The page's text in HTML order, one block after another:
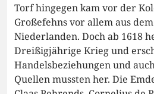
Torf hingegen kam vor der
Großefehns vor allem aus
Niederlanden. Doch ab 1618
Dreißigjährige Krieg und
Handelsbeziehungen und
Quellen mussten her. Die